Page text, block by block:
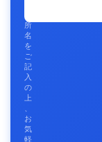
所
名
を
ご
記
入
の
上
、
お
気
軽